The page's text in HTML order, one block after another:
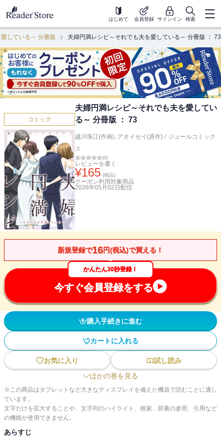
はじめて 会員登録 サインイン 検索
している～ 分冊版 夫婦円満レシピ～それでも夫を愛している～ 分冊版 ： 73
コミック
夫婦円満レシピ～それでも夫を愛してい
る～ 分冊版 ： 73
越川珠江(作画), アオイセイ(原作) / ジュールコミック
ス
(0)
レビューを書く
¥165 (税込)
クーポン利用対象商品
2026年05月02日 配信
新規登録で16円(税込)で買える！
かんたん30秒登録！
今すぐ会員登録をする
購入手続きに進む
カートに入れる
お気に入り
試し読み
ほかの巻を見る
※この商品はタブレットなど大きなディスプレイを備えた機器で読むことに適し
ています。
文字だけを拡大することや、文字列のハイライト、検索、辞書の参照、引用など
の機能が使用できません。
あらすじ